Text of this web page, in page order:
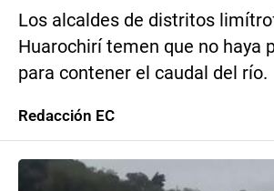
Los alcaldes de distritos
Huarochirí temen que no haya
para contener el caudal del río.
Redacción EC